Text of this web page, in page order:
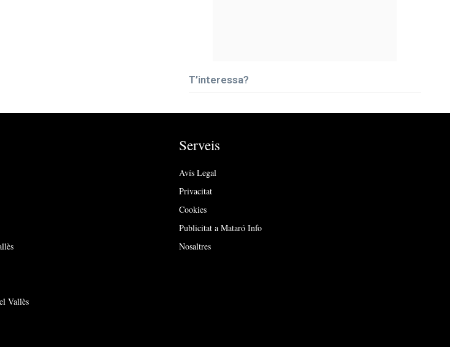
T’interessa?
Vallès
Serveis
Avís Legal
Privacitat
Cookies
Publicitat a Mataró Info
Nosaltres